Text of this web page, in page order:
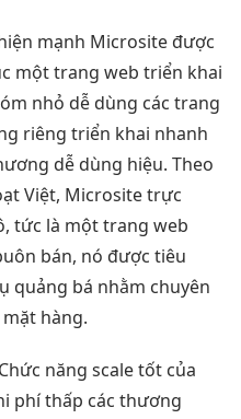
mạnh Microsite được
một trang web triển khai
nhỏ dễ dùng các trang
riêng triển khai nhanh
dễ dùng hiệu. Theo
Việt, Micrositetrực
tức là một trang web
bán, nó được tiêu
quảng bá nhằm chuyên
hàng.
năng scale tốt của
phí thấp các thương